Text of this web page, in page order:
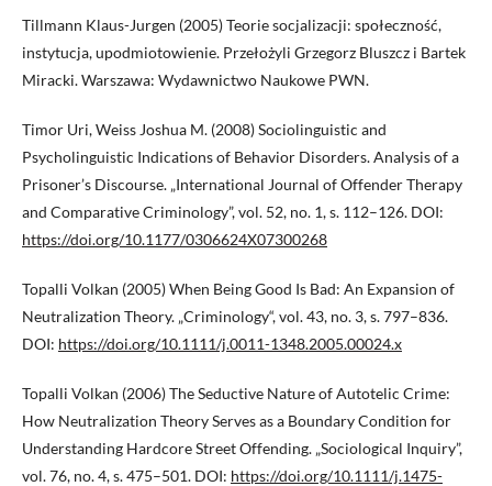
Tillmann Klaus-Jurgen (2005) Teorie socjalizacji: społeczność,
instytucja, upodmiotowienie. Przełożyli Grzegorz Bluszcz i Bartek
Miracki. Warszawa: Wydawnictwo Naukowe PWN.
Timor Uri, Weiss Joshua M. (2008) Sociolinguistic and
Psycholinguistic Indications of Behavior Disorders. Analysis of a
Prisoner’s Discourse. „International Journal of Offender Therapy
and Comparative Criminology”, vol. 52, no. 1, s. 112–126. DOI:
https://doi.org/10.1177/0306624X07300268
Topalli Volkan (2005) When Being Good Is Bad: An Expansion of
Neutralization Theory. „Criminology“, vol. 43, no. 3, s. 797–836.
DOI: https://doi.org/10.1111/j.0011-1348.2005.00024.x
Topalli Volkan (2006) The Seductive Nature of Autotelic Crime:
How Neutralization Theory Serves as a Boundary Condition for
Understanding Hardcore Street Offending. „Sociological Inquiry”,
vol. 76, no. 4, s. 475–501. DOI: https://doi.org/10.1111/j.1475-